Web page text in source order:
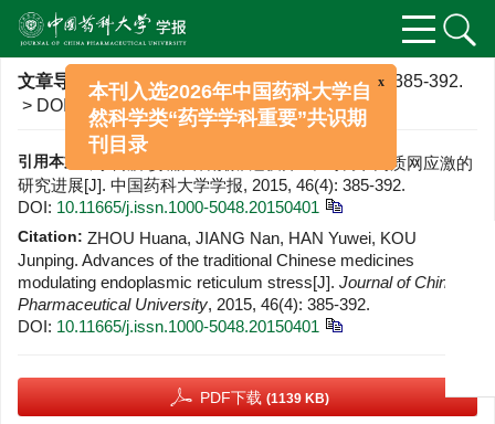
文章导航 >中国药科大学学报>2015 >46(4) : 385-392.
> DOI:
10.11665/j.issn.1000-5048.20150401
引用本文:
周华娜, 姜楠, 韩雨薇, 寇俊萍. 中药调节内质网应激的
研究进展[J]. 中国药科大学学报, 2015, 46(4): 385-392.
DOI: 10.11665/j.issn.1000-5048.20150401
Citation: ZHOU Huana, JIANG Nan, HAN Yuwei, KOU
Junping. Advances of the traditional Chinese medicines
modulating endoplasmic reticulum stress[J]. Journal of China
Pharmaceutical University, 2015, 46(4): 385-392.
DOI: 10.11665/j.issn.1000-5048.20150401
PDF下载 (1139 KB)
本刊入选2026年中国药科大学自
然科学类“药学学科重要”共识期
刊目录